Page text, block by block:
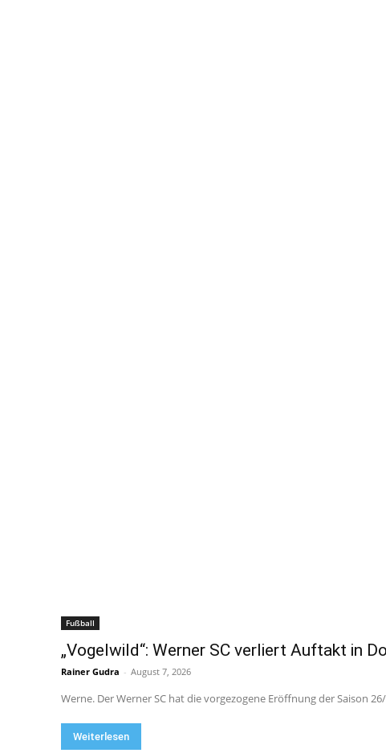
Fußball
„Vogelwild“: Werner SC verliert Auftakt in
Rainer Gudra - August 7, 2026
Werne. Der Werner SC hat die vorgezogene Eröffnung der Saison
Weiterlesen